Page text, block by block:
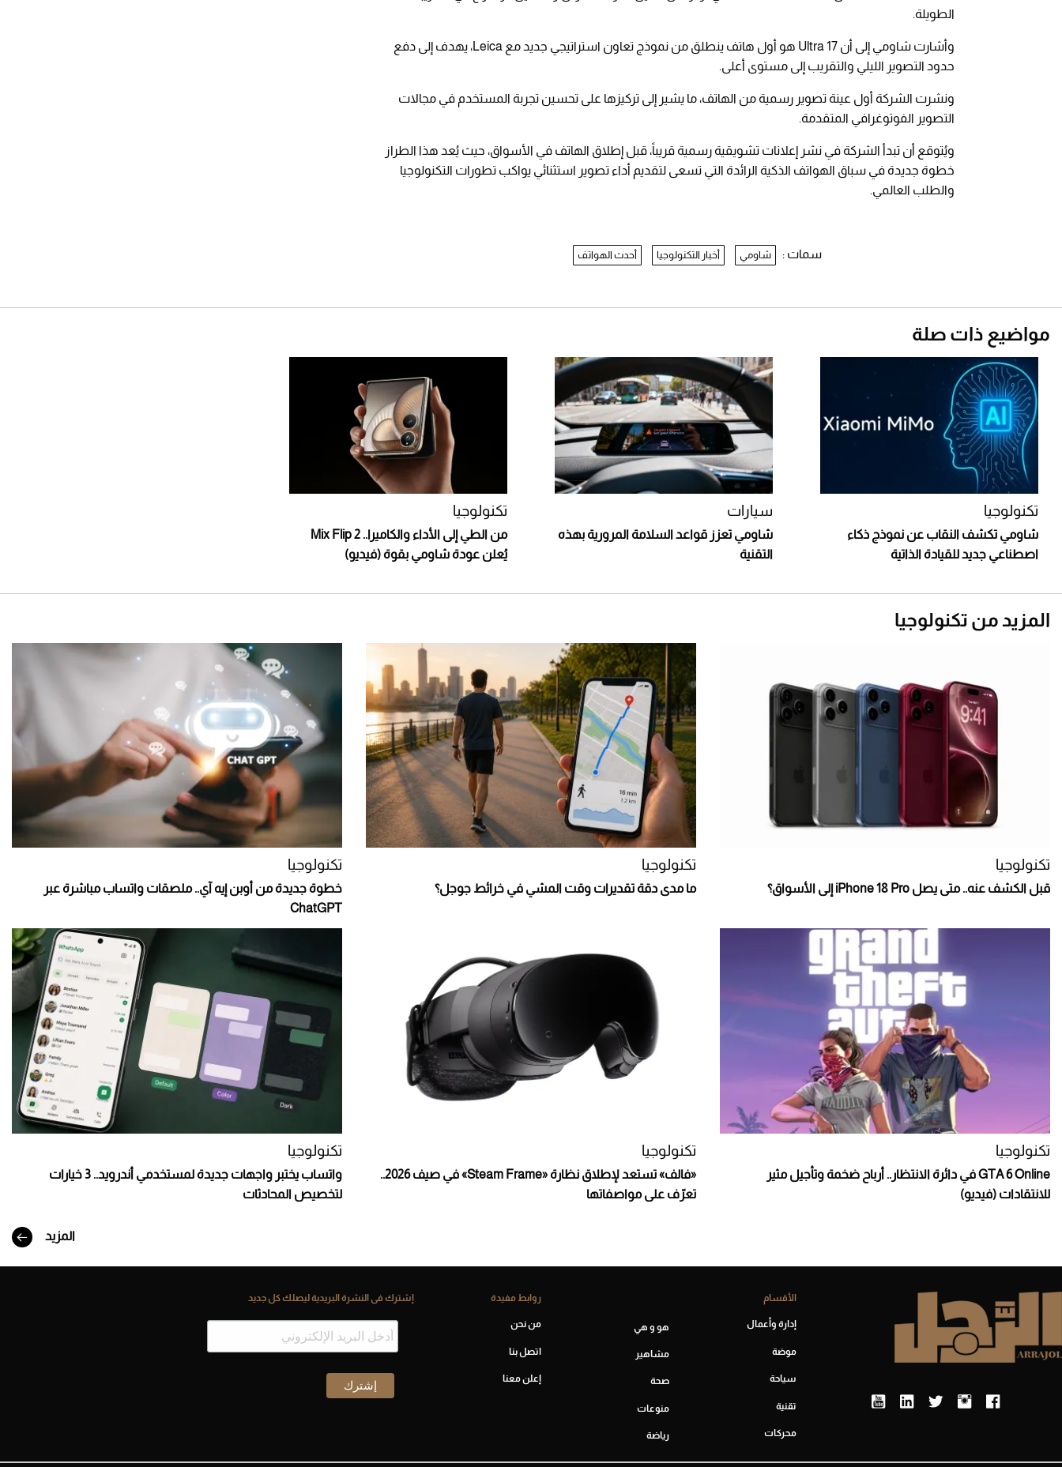
الطويلة.
وأشارت شاومي إلى أن 17 Ultra هو أول هاتف ينطلق من نموذج تعاون استراتيجي جديد مع Leica، يهدف إلى دفع
حدود التصوير الليلي والتقريب إلى مستوى أعلى.
ونشرت الشركة أول عينة تصوير رسمية من الهاتف، ما يشير إلى تركيزها على تحسين تجربة المستخدم في مجالات
التصوير الفوتوغرافي المتقدمة.
ويُتوقع أن تبدأ الشركة في نشر إعلانات تشويقية رسمية قريباً، قبل إطلاق الهاتف في الأسواق، حيث يُعد هذا الطراز
خطوة جديدة في سباق الهواتف الذكية الرائدة التي تسعى لتقديم أداء تصوير استثنائي يواكب تطورات التكنولوجيا
والطلب العالمي.
سمات : شاومي أخبار التكنولوجيا أحدث الهواتف
مواضيع ذات صلة
تكنولوجيا
شاومي تكشف النقاب عن نموذج ذكاء
اصطناعي جديد للقيادة الذاتية
سيارات
شاومي تعزز قواعد السلامة المرورية بهذه
التقنية
تكنولوجيا
من الطي إلى الأداء والكاميرا.. Mix Flip 2
يُعلن عودة شاومي بقوة (فيديو)
المزيد من تكنولوجيا
تكنولوجيا
قبل الكشف عنه.. متى يصل iPhone 18 Pro إلى الأسواق؟
تكنولوجيا
ما مدى دقة تقديرات وقت المشي في خرائط جوجل؟
تكنولوجيا
خطوة جديدة من أوبن إيه آي.. ملصقات واتساب مباشرة عبر
ChatGPT
تكنولوجيا
GTA 6 Online في دائرة الانتظار.. أرباح ضخمة وتأجيل مثير
للانتقادات (فيديو)
تكنولوجيا
«فالف» تستعد لإطلاق نظارة «Steam Frame» في صيف 2026..
تعرّف على مواصفاتها
تكنولوجيا
واتساب يختبر واجهات جديدة لمستخدمي أندرويد.. 3 خيارات
لتخصيص المحادثات
المزيد
الأقسام
إدارة وأعمال
موضة
سياحة
تقنية
محركات
هو و هي
مشاهير
صحة
منوعات
رياضة
روابط مفيدة
من نحن
اتصل بنا
إعلن معنا
إشترك فى النشرة البريدية ليصلك كل جديد